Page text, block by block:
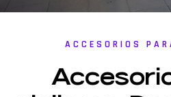
ACCESORIOS